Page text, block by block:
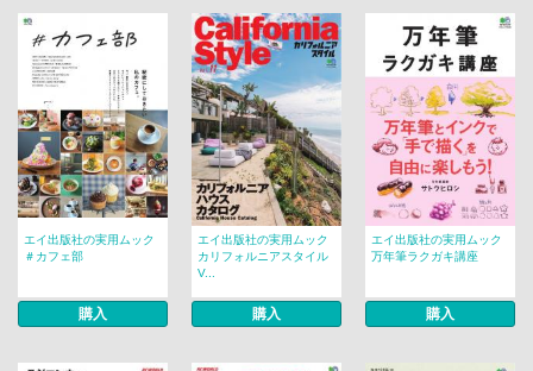
エイ出版社の実用ムック
＃カフェ部
購入
エイ出版社の実用ムック
カリフォルニアスタイル
V...
購入
エイ出版社の実用ムック
万年筆ラクガキ講座
購入